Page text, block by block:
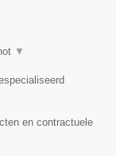
▼
en contractuele